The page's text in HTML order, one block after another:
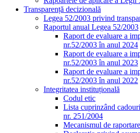
Transparență decizională
Legea 52/2003 privind
Raportul anual Legea 52/2003
Raport de evaluare a
nr.52/2003 în anul 2024
Raport de evaluare a
nr.52/2003 în anul 2023
Raport de evaluare a
nr.52/2003 în anul 2022
Integritatea instituțională
Codul etic
Lista cuprinzând
nr. 251/2004
Mecanismul de